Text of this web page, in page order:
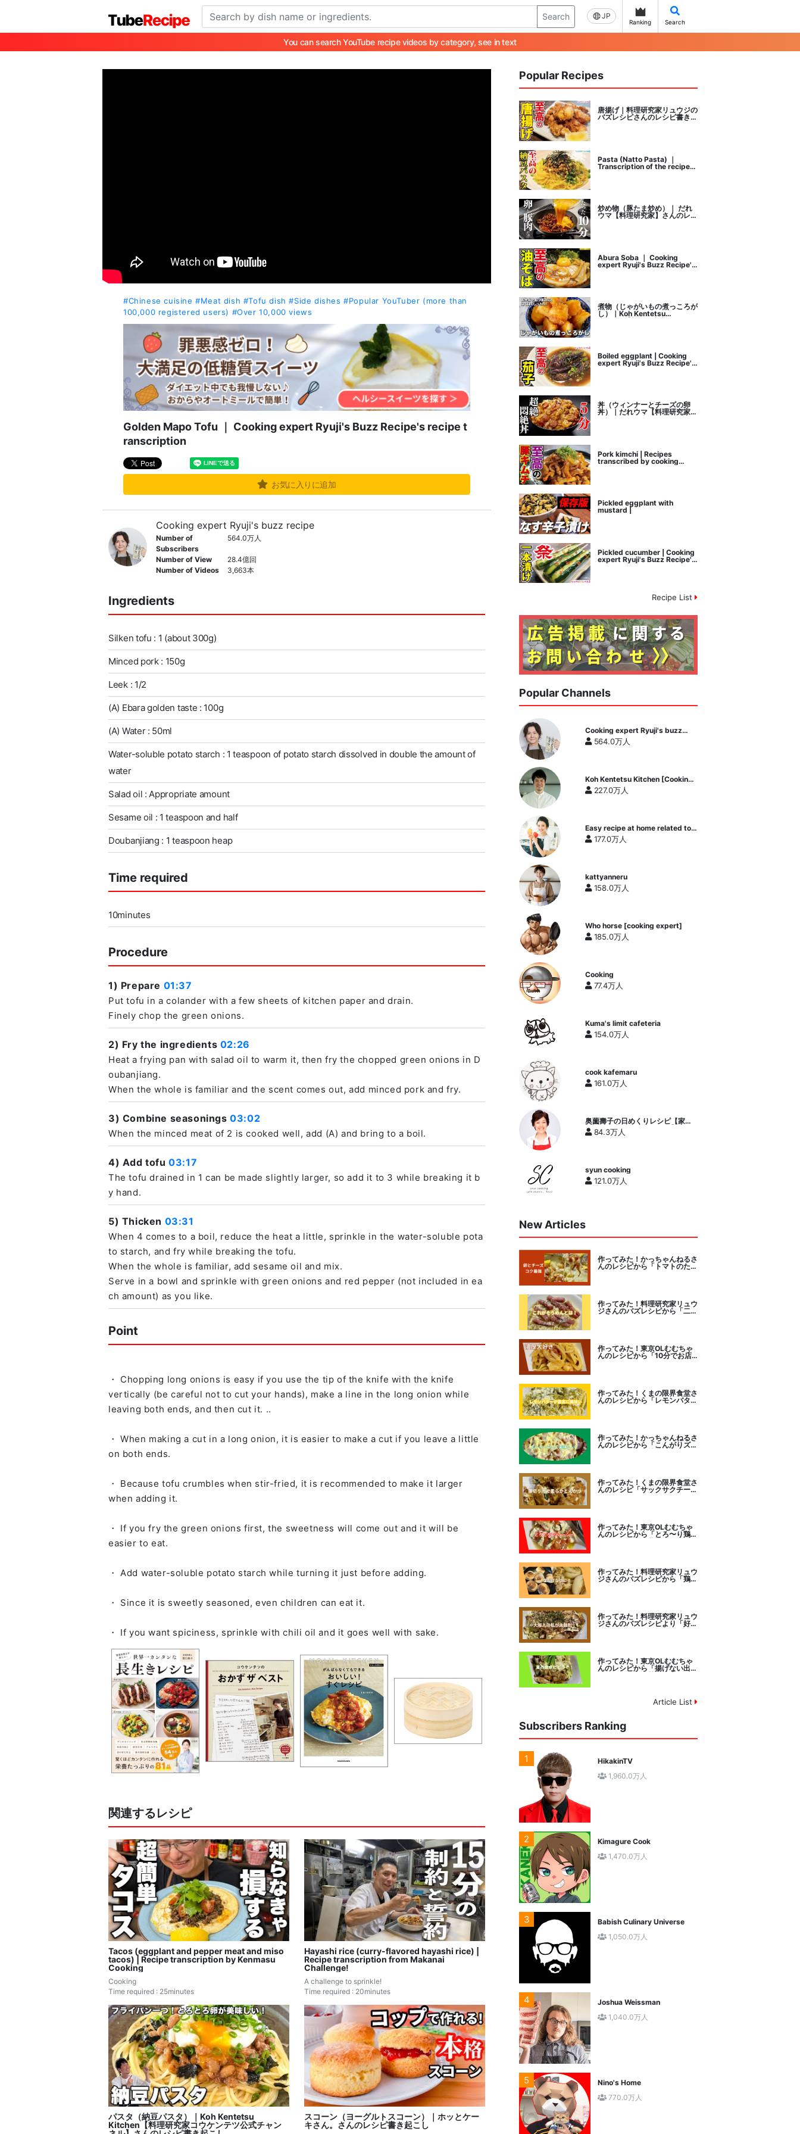
Search JP
Ranking Search
You can search YouTube recipe videos by category, see in text
#Chinese cuisine #Meat dish #Tofu dish #Side dishes #Popular YouTuber (more than
100,000 registered users) #Over 10,000 views
Golden Mapo Tofu ｜ Cooking expert Ryuji's Buzz Recipe's recipe t
ranscription
お気に入りに追加
Cooking expert Ryuji's buzz recipe
Number of
Subscribers
564.0万人
Number of View
28.4億回
Number of Videos
3,663本
Ingredients
Silken tofu : 1 (about 300g)
Minced pork : 150g
Leek : 1/2
(A) Ebara golden taste : 100g
(A) Water : 50ml
Water-soluble potato starch : 1 teaspoon of potato starch dissolved in double the amount of
water
Salad oil : Appropriate amount
Sesame oil : 1 teaspoon and half
Doubanjiang : 1 teaspoon heap
Time required
10minutes
Procedure
1) Prepare 01:37
Put tofu in a colander with a few sheets of kitchen paper and drain.
Finely chop the green onions.
2) Fry the ingredients 02:26
Heat a frying pan with salad oil to warm it, then fry the chopped green onions in D
oubanjiang.
When the whole is familiar and the scent comes out, add minced pork and fry.
3) Combine seasonings03:02
When the minced meat of 2 is cooked well, add (A) and bring to a boil.
4) Add tofu03:17
The tofu drained in 1 can be made slightly larger, so add it to 3 while breaking it b
y hand.
5) Thicken 03:31
When 4 comes to a boil, reduce the heat a little, sprinkle in the water-soluble pota
to starch, and fry while breaking the tofu.
When the whole is familiar, add sesame oil and mix.
Serve in a bowl and sprinkle with green onions and red pepper (not included in ea
ch amount) as you like.
Point
・ Chopping long onions is easy if you use the tip of the knife with the knife
vertically (be careful not to cut your hands), make a line in the long onion while
leaving both ends, and then cut it. ..
・ When making a cut in a long onion, it is easier to make a cut if you leave a little
on both ends.
・ Because tofu crumbles when stir-fried, it is recommended to make it larger
when adding it.
・ If you fry the green onions first, the sweetness will come out and it will be
easier to eat.
・ Add water-soluble potato starch while turning it just before adding.
・ Since it is sweetly seasoned, even children can eat it.
関連するレシピ
Tacos (eggplant and pepper meat and miso
tacos) | Recipe transcription by Kenmasu
Cooking
Cooking
Time required : 25minutes
Hayashi rice (curry-flavored hayashi rice) |
Recipe transcription from Makanai
Challenge!
A challenge to sprinkle!
Time required : 20minutes
パスタ（納豆パスタ）｜Koh Kentetsu
Kitchen【料理研究家コウケンテツ公式チャン
スコーン（ヨーグルトスコーン）｜ホッとケー
キさん。さんのレシピ書き起こし
Popular Recipes
唐揚げ｜料理研究家リュウジの
バズレシピさんのレシピ書き起
Pasta (Natto Pasta) ｜
Transcription of the recipe
by Ryuji's buzz recipe, a
炒め物（豚たま炒め）｜ だれ
ウマ【料理研究家】さんのレシ
Abura Soba ｜ Cooking
expert Ryuji's Buzz Recipe's
recipe transcription
煮物（じゃがいもの煮っころが
し）｜Koh Kentetsu
Boiled eggplant | Cooking
expert Ryuji's Buzz Recipe's
recipe transcription
丼（ウィンナーとチーズの卵
丼）｜だれウマ【料理研究家】
Pork kimchi | Recipes
transcribed by cooking
researcher Ryuji's Buzz
Pickled eggplant with
mustard |
Pickled cucumber | Cooking
expert Ryuji's Buzz Recipe's
recipe transcription
Recipe List
Popular Channels
Cooking expert Ryuji's buzz
recipe
564.0万人
Koh Kentetsu Kitchen [Cooking
expert Koh Kentetsu official
channel]
227.0万人
Easy recipe at home related to
cooking researcher / Yukari's
Kitchen
177.0万人
kattyanneru
158.0万人
Who horse [cooking expert]
185.0万人
Cooking
77.4万人
Kuma's limit cafeteria
154.0万人
cook kafemaru
161.0万人
奥薗壽子の日めくりレシピ【家庭
料理研究家公式チャンネル】
84.3万人
syun cooking
121.0万人
New Articles
作ってみた！かっちゃんねるさ
んのレシピから「トマトのたま
作ってみた！料理研究家リュウ
ジさんのバズレシピから「二度
作ってみた！東京OLむむちゃ
んのレシピから「10分でお店
作ってみた！くまの限界食堂さ
んのレシピから「レモンバター
作ってみた！かっちゃんねるさ
んのレシピから「こんがりズッ
作ってみた！くまの限界食堂さ
んのレシピ「サックサクチーズ
作ってみた！東京OLむむちゃ
んのレシピから「とろ〜り鶏む
作ってみた！料理研究家リュウ
ジさんのバズレシピから「鶏の
作ってみた！料理研究家リュウ
ジさんのバズレシピより「好み
作ってみた！東京OLむむちゃ
んのレシピから「揚げない出汁
Article List
Subscribers Ranking
1
HikakinTV
1,960.0万人
2
Kimagure Cook
1,470.0万人
3
Babish Culinary Universe
1,050.0万人
4
Joshua Weissman
1,040.0万人
5
Nino's Home
770.0万人